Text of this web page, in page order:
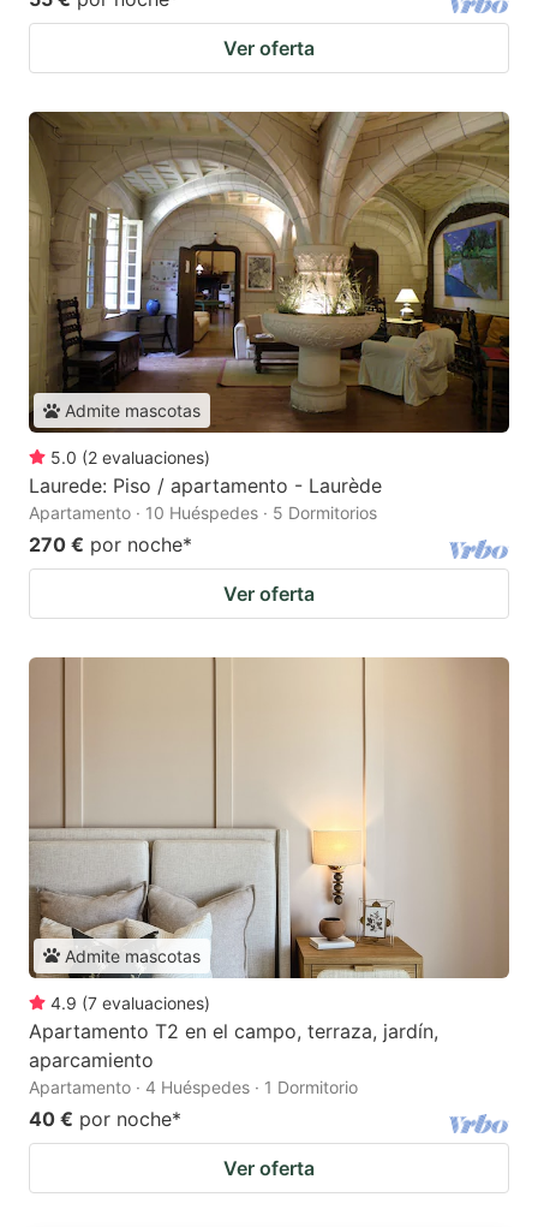
Ver oferta
Admite mascotas
5.0 (2 evaluaciones)
Laurede: Piso / apartamento - Laurède
Apartamento · 10 Huéspedes · 5 Dormitorios
270 € por noche*
Ver oferta
Admite mascotas
4.9 (7 evaluaciones)
Apartamento T2 en el campo, terraza, jardín,
aparcamiento
Apartamento · 4 Huéspedes · 1 Dormitorio
40 € por noche*
Ver oferta